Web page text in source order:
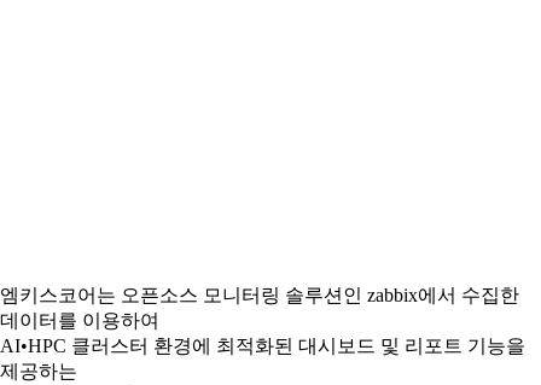
엠키스코어는 오픈소스 모니터링 솔루션인 zabbix에서 수집한
데이터를 이용하여
AI•HPC 클러스터 환경에 최적화된 대시보드 및 리포트 기능을
제공하는